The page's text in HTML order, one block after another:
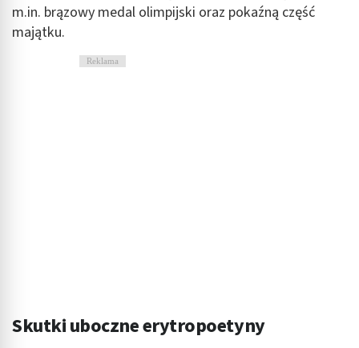
m.in. brązowy medal olimpijski oraz pokaźną część
majątku.
Reklama
Skutki uboczne erytropoetyny